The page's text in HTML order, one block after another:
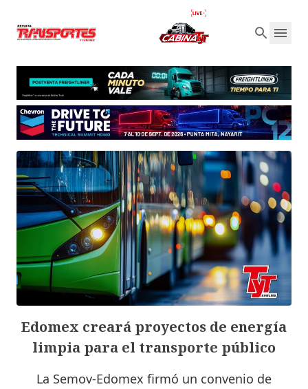
Edomex creará proyectos de energía
limpia para el transporte público
La Semov-Edomex firmó un convenio de